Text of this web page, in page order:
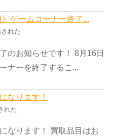
ゲームコーナー終了...
れた
のお知らせです！ 8月16日
ナーを終了するこ...
なります！
れた
なります！ 買取品目はお